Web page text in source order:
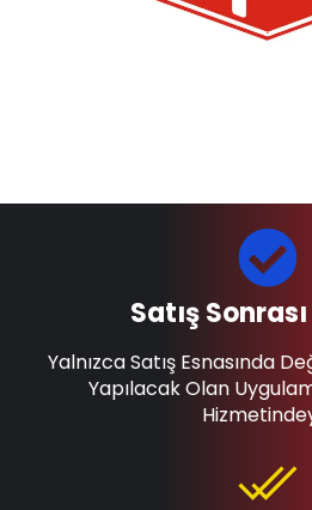
Satış
Yalnızca Satış Esnasında
Yapılacak Olan